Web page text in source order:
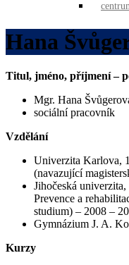
Hana
Titul, jméno, příjmení –
Mgr. Hana
sociální pracovník
Vzdělání
Univerzita Karlova,
(navazující
Jihočeská
Prevence a
studium) – 2008 –
Gymnázium J. A.
Kurzy